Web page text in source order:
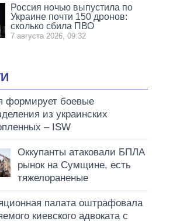
Россия ночью выпустила по
Украине почти 150 дронов:
сколько сбила ПВО
7 августа 2026, 09:32
формирует боевые
из украинских
– ISW
Оккупанты атаковали БПЛА
рынок на Сумщине, есть
тяжелораненые
палата оштрафовала
киевского адвоката с